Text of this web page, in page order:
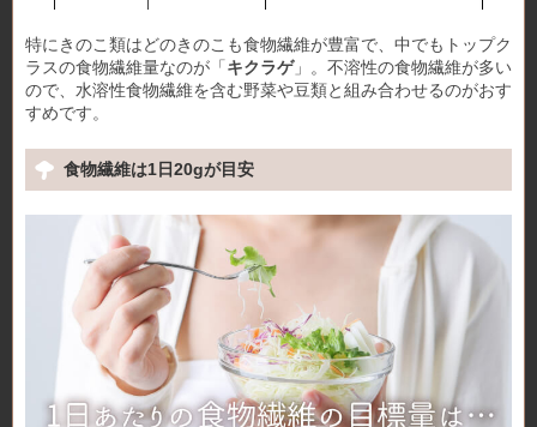
特にきのこ類はどのきのこも食物繊維が豊富で、中でもトップク
ラスの食物繊維量なのが「キクラゲ」。不溶性の食物繊維が多い
ので、水溶性食物繊維を含む野菜や豆類と組み合わせるのがおす
すめです。
食物繊維は1日20gが目安